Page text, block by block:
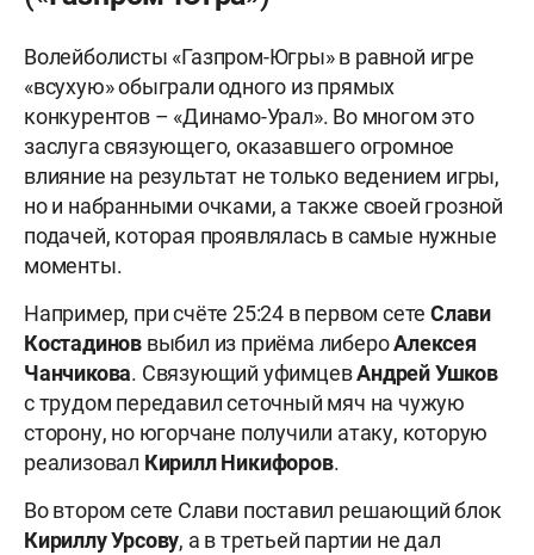
Волейболисты «Газпром-Югры» в равной игре
«всухую» обыграли одного из прямых
конкурентов – «Динамо-Урал». Во многом это
заслуга связующего, оказавшего огромное
влияние на результат не только ведением игры,
но и набранными очками, а также своей грозной
подачей, которая проявлялась в самые нужные
моменты.
Например, при счёте 25:24 в первом сете Слави
Костадинов выбил из приёма либероАлексея
Чанчикова. Связующий уфимцевАндрей Ушков
с трудом передавил сеточный мяч на чужую
сторону, но югорчане получили атаку, которую
реализовал Кирилл Никифоров.
Во втором сете Слави поставил решающий блок
Кириллу Урсову, а в третьей партии не дал